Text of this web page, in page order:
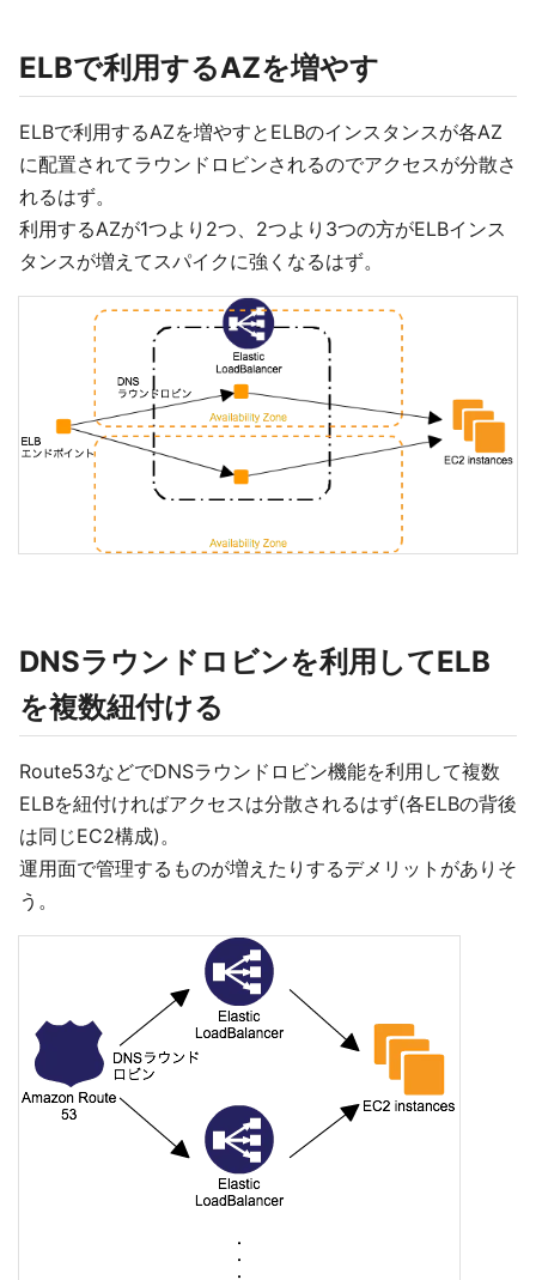
ELBで利用するAZを増やす
ELBで利用するAZを増やすとELBのインスタンスが各AZ
に配置されてラウンドロビンされるのでアクセスが分散さ
れるはず。
利用するAZが1つより2つ、2つより3つの方がELBインス
タンスが増えてスパイクに強くなるはず。
DNSラウンドロビンを利用してELB
を複数紐付ける
Route53などでDNSラウンドロビン機能を利用して複数
ELBを紐付ければアクセスは分散されるはず(各ELBの背後
は同じEC2構成)。
運用面で管理するものが増えたりするデメリットがありそ
う。